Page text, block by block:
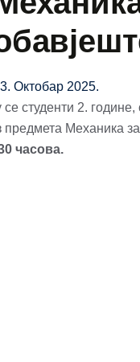
Октобар 2025.
студенти 2.
предмета Механика
часова.